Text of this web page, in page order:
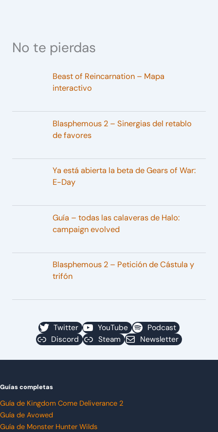
No te pierdas
Beast of Reincarnation – Mapa
interactivo
Blasphemous 2 – Sinergias del retablo
de favores
Ya está abierta la beta de Gears of War:
E-Day
Guía – todas las calaveras de Halo:
campaign evolved
Blasphemous 2 – Petición de Cástula y
trifón
Twitter YouTube
Podcast
Discord
Steam Newsletter
Guías completas
Guía de Kingdom Come Deliverance 2
Guía de Avowed
Guía de Monster Hunter Wilds